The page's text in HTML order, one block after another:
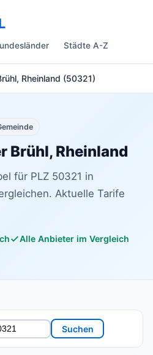
Städte A-Z
Rheinland (50321)
Brühl, Rheinland
für PLZ 50321 in
Aktuelle Tarife
Alle Anbieter im Vergleich
Suchen